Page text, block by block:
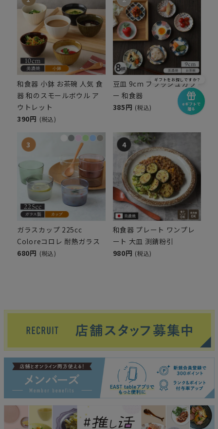
和食器 小鉢 お茶碗 人気 食
器 和のスモールボウル ア
ウトレット
390円 (税込)
豆皿 9cm ブラッシュカラ
ー 和食器
385円 (税込)
ガラスカップ 225cc
Coloreコロレ 耐熱ガラス
680円 (税込)
和食器 プレート ワンプレ
ート 大皿 渕錆粉引
980円 (税込)
eギフトで
贈る
ギフトをお探しですか？